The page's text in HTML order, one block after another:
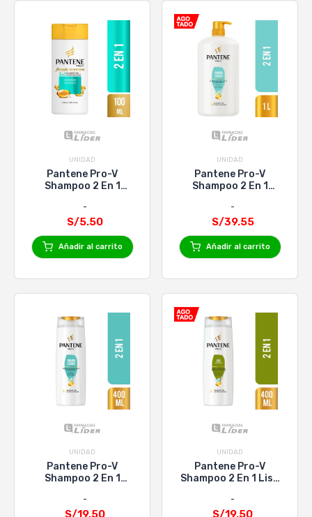
UNIDAD
Pantene Pro-V
Shampoo 2 En 1
100Ml
S/5.50
Añadir al carrito
UNIDAD
Pantene Pro-V
Shampoo 2 En 1
1000Ml
S/39.55
Añadir al carrito
UNIDAD
Pantene Pro-V
Shampoo 2 En 1
400Ml
S/19.50
UNIDAD
Pantene Pro-V
Shampoo 2 En 1 Liso
S/19.50